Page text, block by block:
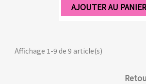
AJOUTER AU PANIER
Affichage 1-9 de 9 article(s)